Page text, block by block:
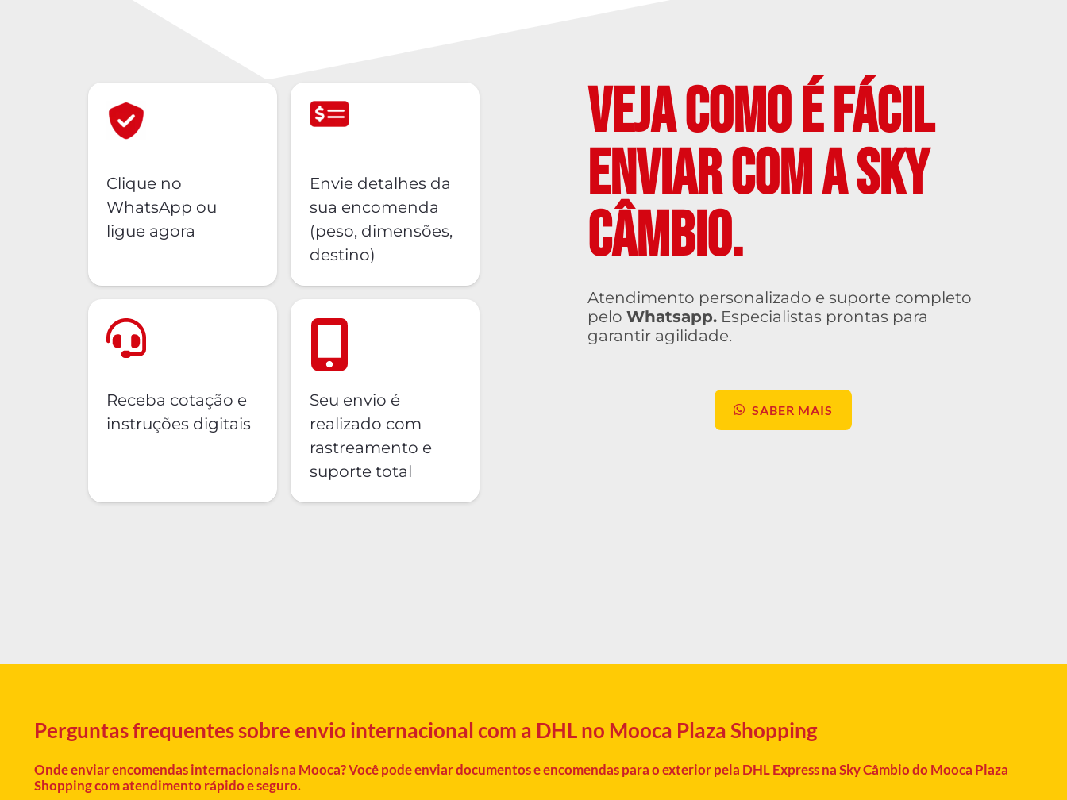
Clique no
WhatsApp ou
ligue agora
Envie detalhes da
sua encomenda
(peso, dimensões,
destino)
Receba cotação e
instruções digitais
Seu envio é
realizado com
rastreamento e
suporte total
VEJA COMO É FÁCIL
ENVIAR COM A SKY
CÂMBIO.
Atendimento personalizado e suporte completo
pelo Whatsapp. Especialistas prontas para
garantir agilidade.
SABER MAIS
Perguntas frequentes sobre envio internacional com a DHL no Mooca Plaza Shopping
Onde enviar encomendas internacionais na Mooca?Você pode enviar documentos e encomendas para o exterior pela DHL Express na Sky Câmbio do Mooca Plaza
Shopping com atendimento rápido e seguro.